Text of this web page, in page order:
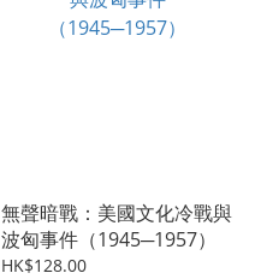
無聲暗戰：美國文化冷戰與
波匈事件（1945─1957）
HK$128.00